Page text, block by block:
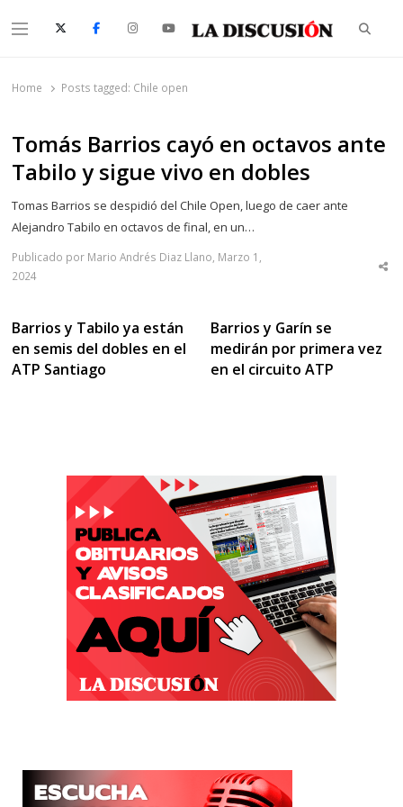
Menu
Home Posts tagged: Chile open
Tomás Barrios cayó en octavos ante
Tabilo y sigue vivo en dobles
Tomas Barrios se despidió del Chile Open, luego de caer ante
Alejandro Tabilo en octavos de final, en un…
Publicado por Mario Andrés Diaz Llano, Marzo 1,
2024
Barrios y Tabilo ya están
en semis del dobles en el
ATP Santiago
Barrios y Garín se
medirán por primera vez
en el circuito ATP